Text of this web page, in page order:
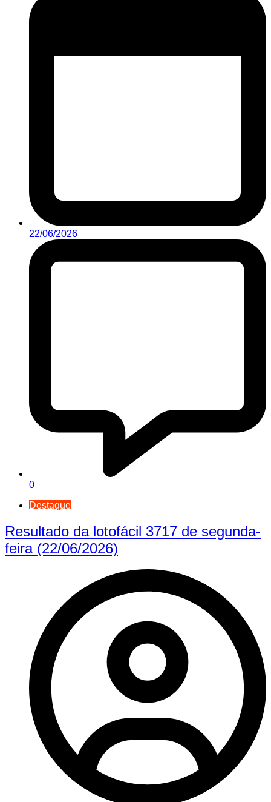
22/06/2026
0
Destaque
Resultado da lotofácil 3717 de segunda-
feira (22/06/2026)